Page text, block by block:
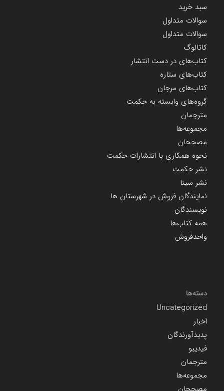
سبد خرید
سوالات متداول
سوالات متداول
کاتالوگ
کتاب‌های در دست انتشار
کتاب‌های ستاره
کتاب‌های مرجان
گروه‌های وابسته به حکمت
مترجمان
مجموعه‌ها
مصححان
نحوه همکاری با انتشارات حکمت
نشر حکمت
نشر سینا
نمایندگان فروش در شهرستان ها
نویسندگان
همه کتاب‌ها
واحدفروش
دسته‌ها
Uncategorized
اخبار
پدیدآورندگان
فیدیبو
مترجمان
مجموعه‌ها